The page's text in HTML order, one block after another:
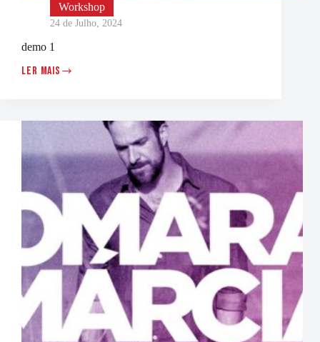
Workshop
24 de Julho, 2024
demo 1
LER MAIS
DEMO